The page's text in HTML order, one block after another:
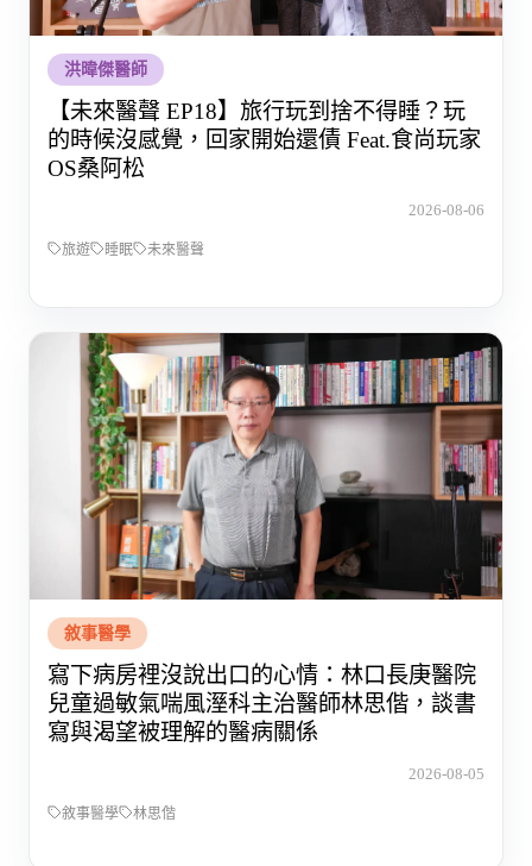
洪暐傑醫師
【未來醫聲 EP18】旅行玩到捨不得睡？玩
的時候沒感覺，回家開始還債 Feat.食尚玩家
OS桑阿松
2026-08-06
旅遊 睡眠 未來醫聲
敘事醫學
寫下病房裡沒說出口的心情：林口長庚醫院
兒童過敏氣喘風溼科主治醫師林思偕，談書
寫與渴望被理解的醫病關係
2026-08-05
敘事醫學 林思偕